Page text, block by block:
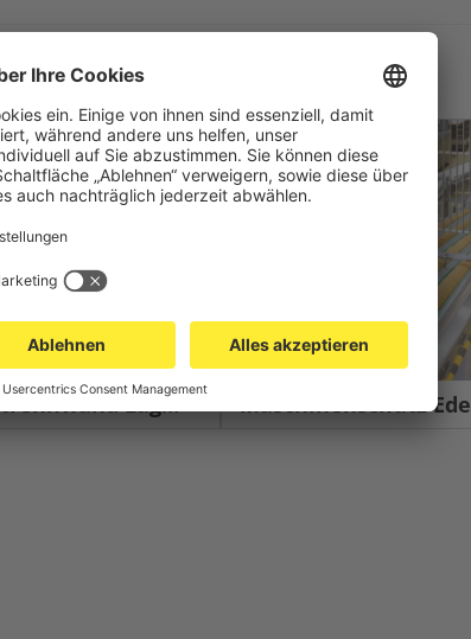
Lager & Logistik Maschinenschutz Edelstahl